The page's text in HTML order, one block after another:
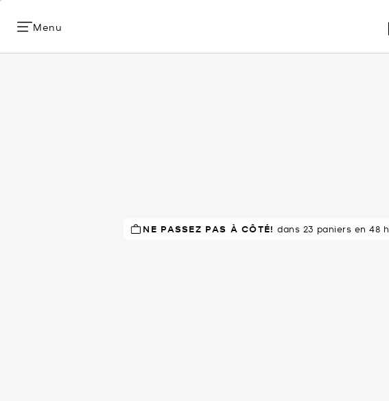
Menu
À SUCCÈS!
NE PASSEZ PAS À CÔTÉ! dans 23 paniers en 48 h